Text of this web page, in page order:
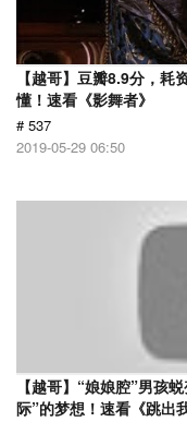
【越哥】豆瓣8.9分，
懂！速看《影舞者》
# 537
2019-05-29 06:50
【越哥】“娘娘腔”男孩
际”的梦想！速看《跳出